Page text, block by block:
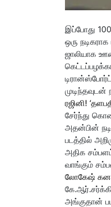
இப்போது
ஒரு
ஜாலியாக
ரஜினி!
சேர்ந்து
அதன்பின்
படத்தில்
அதிக
வாங்கும்
லோகேஷ்
அங்குதான்